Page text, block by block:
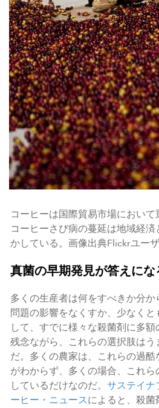
コーヒーは国際貿易市場において
コーヒーさび病の蔓延は地域経
かしている。画像出典Flickrユー
真菌の早期発見が答えに
多くの生産者は何をすべきか分
問題の影響をなくすか、少なく
して、すでに様々な殺菌剤に多額
残念ながら、これらの選択肢はう
だ。多くの農家は、これらの過
がわからず、多くの場合、これ
しているだけなのだ。 サステイナ
ーヒー・ニュースによると、殺